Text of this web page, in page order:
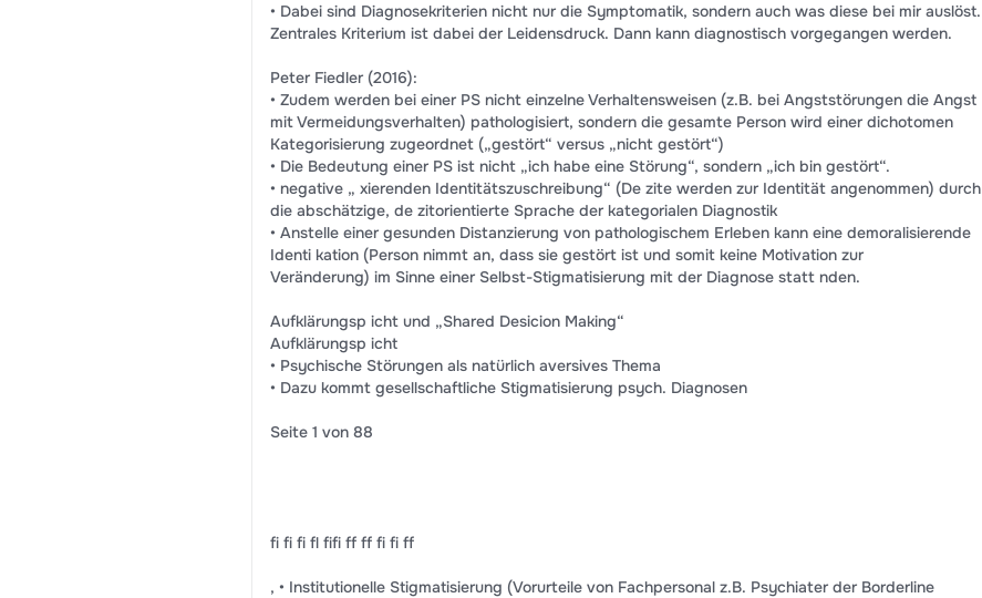
• Dabei sind Diagnosekriterien nicht nur die Symptomatik, sondern auch was diese bei mir auslöst.
Zentrales Kriterium ist dabei der Leidensdruck. Dann kann diagnostisch vorgegangen werden.
Peter Fiedler (2016):
• Zudem werden bei einer PS nicht einzelne Verhaltensweisen (z.B. bei Angststörungen die Angst
mit Vermeidungsverhalten) pathologisiert, sondern die gesamte Person wird einer dichotomen
Kategorisierung zugeordnet („gestört“ versus „nicht gestört“)
• Die Bedeutung einer PS ist nicht „ich habe eine Störung“, sondern „ich bin gestört“.
• negative „ xierenden Identitätszuschreibung“ (De zite werden zur Identität angenommen) durch
die abschätzige, de zitorientierte Sprache der kategorialen Diagnostik
• Anstelle einer gesunden Distanzierung von pathologischem Erleben kann eine demoralisierende
Identi kation (Person nimmt an, dass sie gestört ist und somit keine Motivation zur
Veränderung) im Sinne einer Selbst-Stigmatisierung mit der Diagnose statt nden.
Aufklärungsp icht und „Shared Desicion Making“
Aufklärungsp icht
• Psychische Störungen als natürlich aversives Thema
• Dazu kommt gesellschaftliche Stigmatisierung psych. Diagnosen
Seite 1 von 88
fi fi fi fl fifi ff ff fi fi ff
, • Institutionelle Stigmatisierung (Vorurteile von Fachpersonal z.B. Psychiater der Borderline